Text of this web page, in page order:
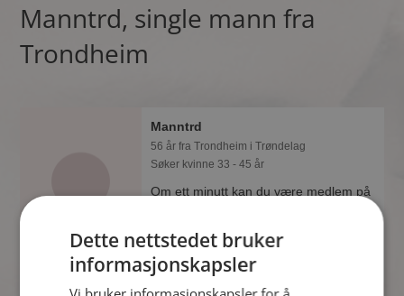
Manntrd, single mann fra
Trondheim
Manntrd
56 år fra Trondheim i Trøndelag
Søker kvinne 33 - 45 år
Om ett minutt kan du være medlem på
lettere å finne kjærligheten på nettet!
Dette nettstedet bruker
informasjonskapsler